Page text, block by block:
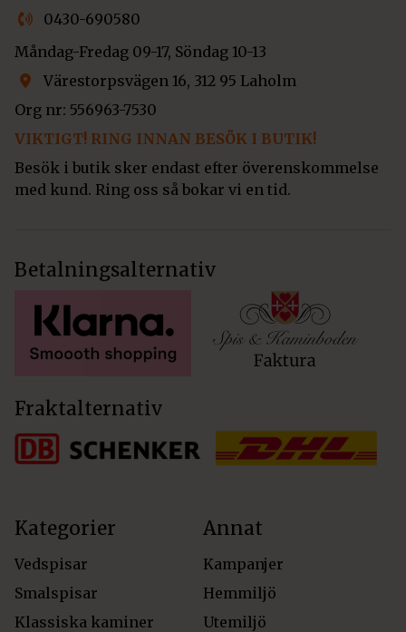
0430-690580
Måndag-Fredag 09-17, Söndag 10-13
Värestorpsvägen 16, 312 95 Laholm
Org nr: 556963-7530
VIKTIGT! RING INNAN BESÖK I BUTIK!
Besök i butik sker endast efter överenskommelse
med kund. Ring oss så bokar vi en tid.
Betalningsalternativ
Fraktalternativ
Kategorier
Vedspisar
Smalspisar
Klassiska kaminer
Annat
Kampanjer
Hemmiljö
Utemiljö